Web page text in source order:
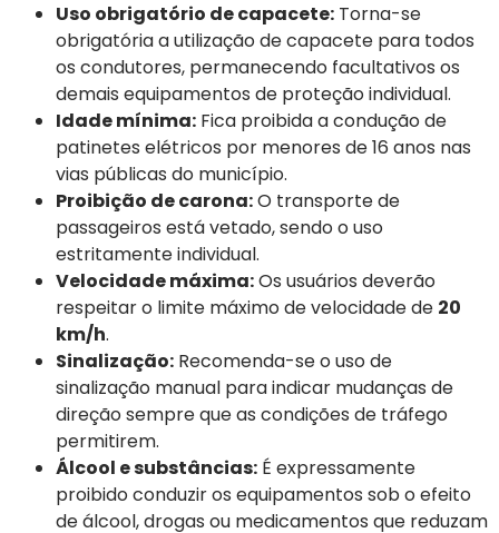
Uso obrigatório de capacete: Torna-se
obrigatória a utilização de capacete para todos
os condutores, permanecendo facultativos os
demais equipamentos de proteção individual.
Idade mínima: Fica proibida a condução de
patinetes elétricos por menores de 16 anos nas
vias públicas do município.
Proibição de carona:O transporte de
passageiros está vetado, sendo o uso
estritamente individual.
Velocidade máxima:Os usuários deverão
respeitar o limite máximo de velocidade de 20
km/h.
Sinalização: Recomenda-se o uso de
sinalização manual para indicar mudanças de
direção sempre que as condições de tráfego
permitirem.
Álcool e substâncias: É expressamente
proibido conduzir os equipamentos sob o efeito
de álcool, drogas ou medicamentos que reduzam